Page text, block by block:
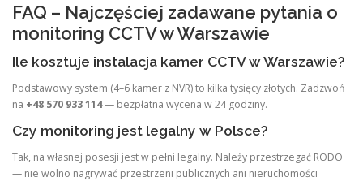
FAQ – Najczęściej zadawane pytania o
monitoring CCTV w Warszawie
Ile kosztuje instalacja kamer CCTV w Warszawie?
Podstawowy system (4–6 kamer z NVR) to kilka tysięcy złotych. Zadzwoń
na +48 570 933 114— bezpłatna wycena w 24 godziny.
Czy monitoring jest legalny w Polsce?
Tak, na własnej posesji jest w pełni legalny. Należy przestrzegać RODO
— nie wolno nagrywać przestrzeni publicznych ani nieruchomości